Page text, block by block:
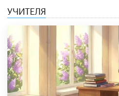
УЧИТЕЛЯ